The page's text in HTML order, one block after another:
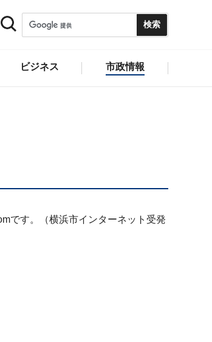
ビジネス 市政情報
です。（横浜市インターネット受発